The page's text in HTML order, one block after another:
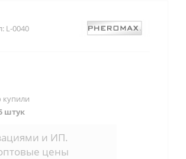
L-0040
купили
штук
и ИП.
цены